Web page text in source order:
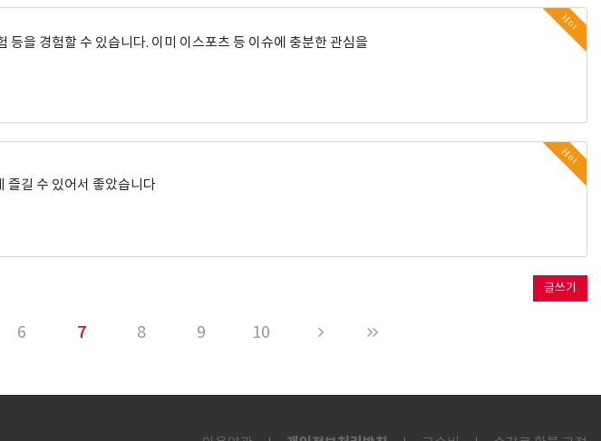
Hot
을 경험할 수 있습니다. 이미 이스포츠 등 이슈에 충분한 관심을
Hot
즐길 수 있어서 좋았습니다
글쓰기
6 7 8 9 10